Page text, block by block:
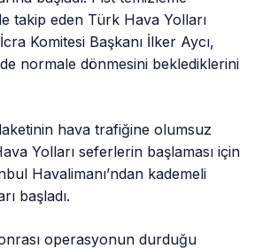
takip eden Türk Hava Yolları
Komitesi Başkanı İlker Aycı,
normale dönmesini beklediklerini
hava trafiğine olumsuz
Yolları seferlerin başlaması için
Havalimanı’ndan kademeli
başladı.
operasyonun durduğu